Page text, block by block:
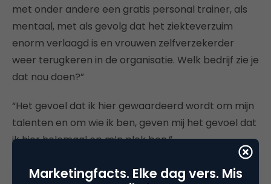
met onder andere een gratis personal trainer, als
mentaal, met als gevolg dat het ziekteverzuim
enorm verlaagd is en vrouwen zelfverzekerder
weer terugkeren in de organisatie. Welk bedrijf zie je
dat nou doen?”
“Het gevoel dat ik hier gewaardeerd wordt om mijn
talenten en om wie ik ben, geven mij het gevoel dat
ik hier helemaal op m’n plek ben.”
Marketingfacts. Elke dag vers. Mis